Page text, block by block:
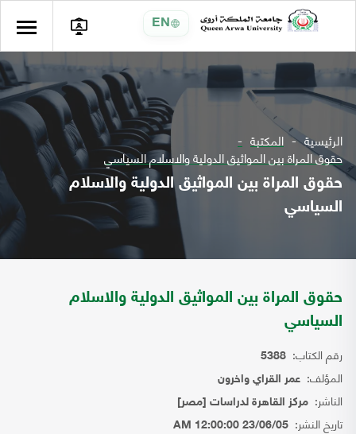
EN
الرئيسية المكتبة
حقوق المراة بين المواثيق الدولية والاسلام السياسي
حقوق المراة بين المواثيق الدولية والاسلام
السياسي
حقوق المراة بين المواثيق الدولية والاسلام
السياسي
رقم الكتاب: 5388
المؤلف: عمر القراي واخرون
الناشر: مركز القاهرة لدراسات [مصر]
تاريخ النشر: 23/06/05 12:00:00 AM